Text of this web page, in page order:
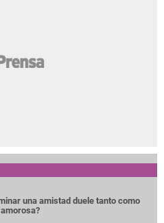
una amistad duele tanto como